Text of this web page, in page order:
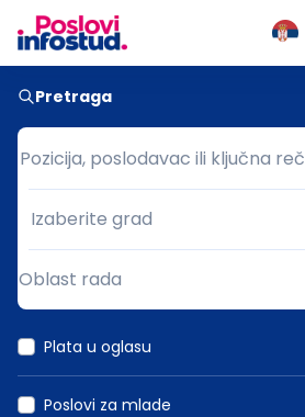
Pretraga
Pozicija, poslodavac ili ključna reč
Pozicija, poslodavac ili ključna reč
Grad
Izaberite grad
Oblast rada
Plata u oglasu
Poslovi za mlade